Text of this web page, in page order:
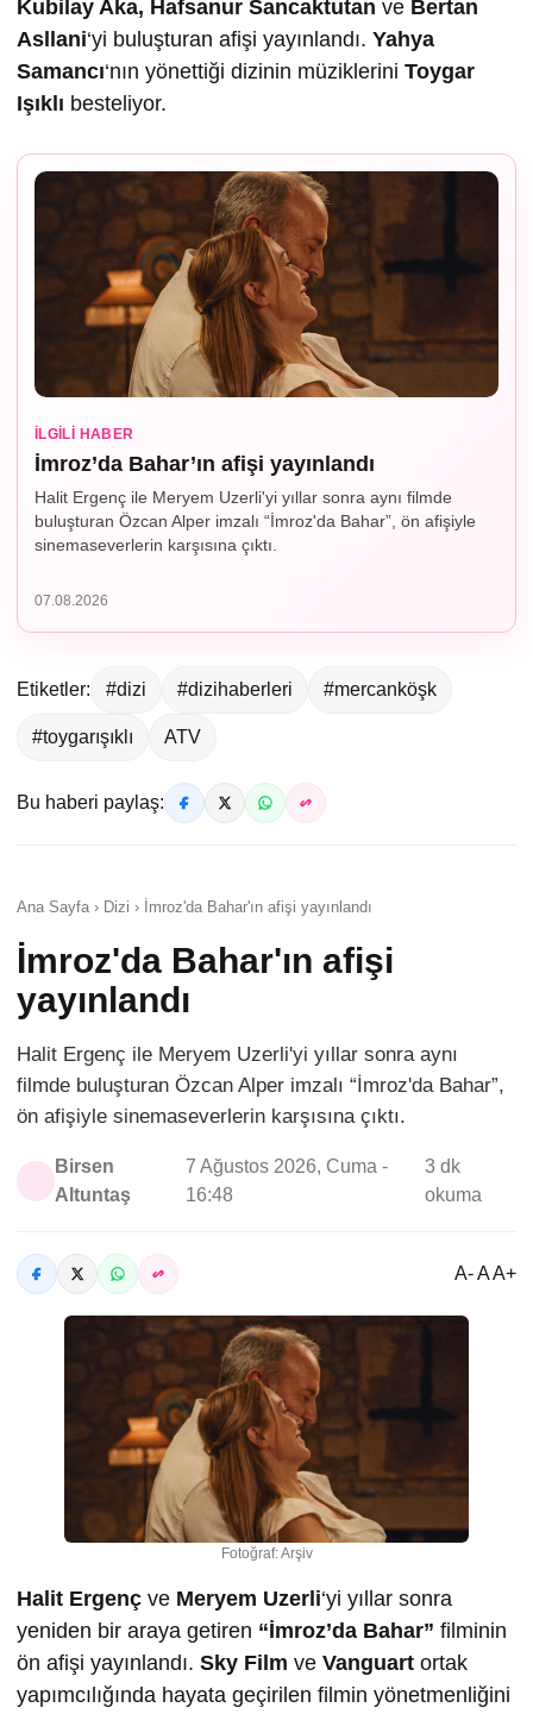
Kubilay Aka, Hafsanur Sancaktutan ve Bertan
Asllani‘yi buluşturan afişi yayınlandı. Yahya
Samancı‘nın yönettiği dizinin müziklerini Toygar
Işıklı besteliyor.
İLGILI HABER
İmroz’da Bahar’ın afişi yayınlandı
Halit Ergenç ile Meryem Uzerli'yi yıllar sonra aynı filmde
buluşturan Özcan Alper imzalı “İmroz'da Bahar”, ön afişiyle
sinemaseverlerin karşısına çıktı.
07.08.2026
Etiketler: #dizi #dizihaberleri #mercanköşk
#toygarışıklı ATV
Bu haberi paylaş:
Ana Sayfa › Dizi › İmroz'da Bahar'ın afişi yayınlandı
İmroz'da Bahar'ın afişi
yayınlandı
Halit Ergenç ile Meryem Uzerli'yi yıllar sonra aynı
filmde buluşturan Özcan Alper imzalı “İmroz'da Bahar”,
ön afişiyle sinemaseverlerin karşısına çıktı.
Birsen
Altuntaş
7 Ağustos 2026, Cuma -
16:48
3 dk
okuma
A- A A+
Fotoğraf: Arşiv
Halit Ergenç ve Meryem Uzerli‘yi yıllar sonra
yeniden bir araya getiren “İmroz’da Bahar” filminin
ön afişi yayınlandı. Sky Film ve Vanguart ortak
yapımcılığında hayata geçirilen filmin yönetmenliğini